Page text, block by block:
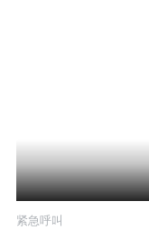
紧急呼叫